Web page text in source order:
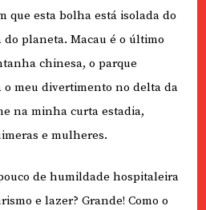
que esta bolha está isolada do
planeta. Macau é o último
chinesa, o parque
meu divertimento no delta da
na minha curta estadia,
e mulheres.
de humildade hospitaleira
e lazer? Grande! Como o